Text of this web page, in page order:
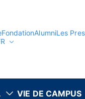
FondationAlumniLes
VIE DE CAMPUS